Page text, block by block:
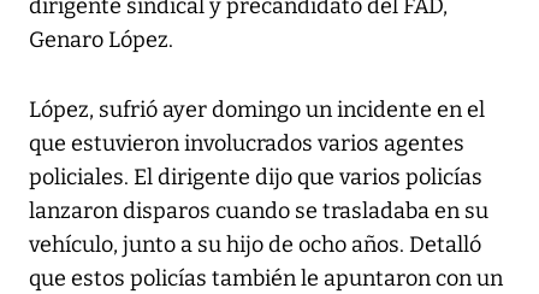
dirigente sindical y precandidato del FAD,
Genaro López.
López, sufrió ayer domingo un incidente en el
que estuvieron involucrados varios agentes
policiales. El dirigente dijo que varios policías
lanzaron disparos cuando se trasladaba en su
vehículo, junto a su hijo de ocho años. Detalló
que estos policías también le apuntaron con un